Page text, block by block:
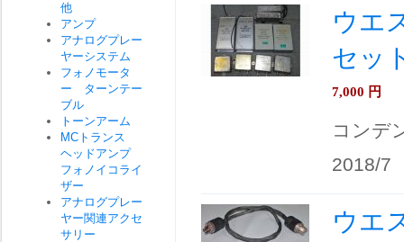
ウエ
セッ
7,000 円
コンデ
2018/7
ウエ
他
アンプ
アナログプレー
ヤーシステム
フォノモータ
ー ターンテー
ブル
トーンアーム
MCトランス
ヘッドアンプ
フォノイコライ
ザー
アナログプレー
ヤー関連アクセ
サリー